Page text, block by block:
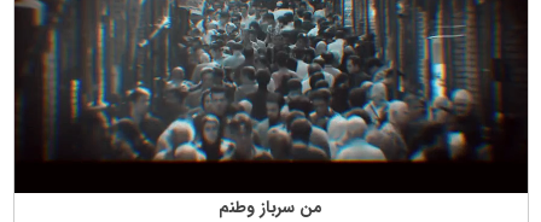
من سرباز وطنم